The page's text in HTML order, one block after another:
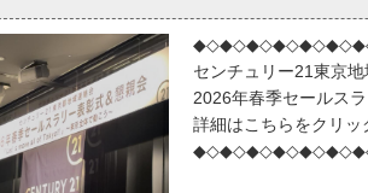
センチュリー21東京
2026年春季セールス
詳細はこちらをクリッ